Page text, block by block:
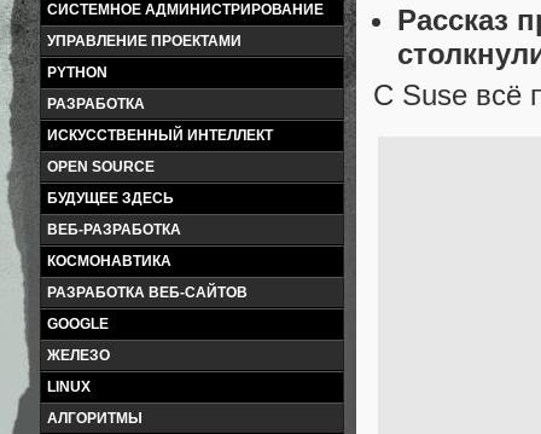
СИСТЕМНОЕ АДМИНИСТРИРОВАНИЕ
УПРАВЛЕНИЕ ПРОЕКТАМИ
PYTHON
РАЗРАБОТКА
ИСКУССТВЕННЫЙ ИНТЕЛЛЕКТ
OPEN SOURCE
БУДУЩЕЕ ЗДЕСЬ
ВЕБ-РАЗРАБОТКА
КОСМОНАВТИКА
РАЗРАБОТКА ВЕБ-САЙТОВ
GOOGLE
ЖЕЛЕЗО
LINUX
АЛГОРИТМЫ
Рассказ
С Suse всё